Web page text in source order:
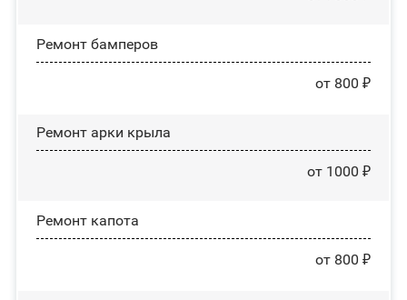
Ремонт бамперов
от 800 ₽
Ремонт арки крыла
от 1000 ₽
Ремонт капота
от 800 ₽